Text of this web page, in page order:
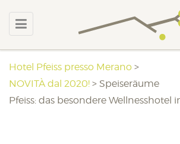
Hotel Pfeiss presso Merano >
NOVITÀ dal 2020! > Speiseräume
Pfeiss: das besondere Wellnesshotel